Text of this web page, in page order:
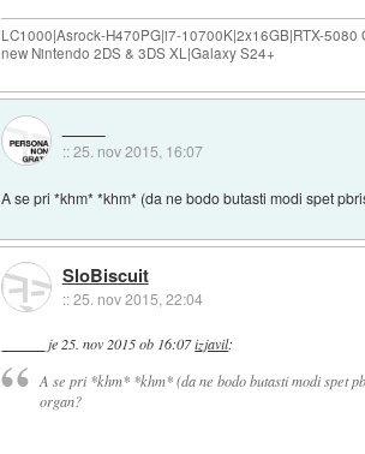
LC1000|Asrock-H470PG|i7-10700K|2x16GB|RTX-5080
new Nintendo 2DS & 3DS XL|Galaxy S24+
::25. nov 2015, 16:07
A se pri *khm* *khm* (da ne bodo butasti modi spet
SloBiscuit
::25. nov 2015, 22:04
je25. nov 2015 ob 16:07izjavil:
A se pri *khm* *khm* (da ne bodo butasti modi spet
organ?